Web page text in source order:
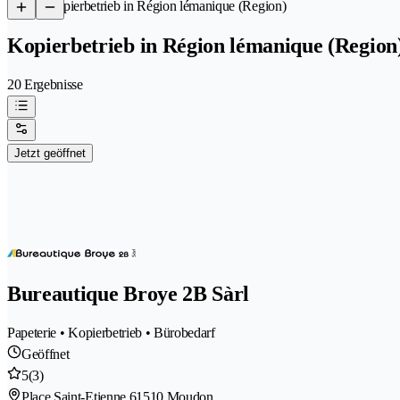
/Kopierbetrieb in Région lémanique (Region)
Kopierbetrieb in Région lémanique
20 Ergebnisse
Jetzt geöffnet
Bureautique Broye 2B Sàrl
Papeterie • Kopierbetrieb • Bürobedarf
Geöffnet
5(3)
Place Saint-Etienne 61510 Moudon